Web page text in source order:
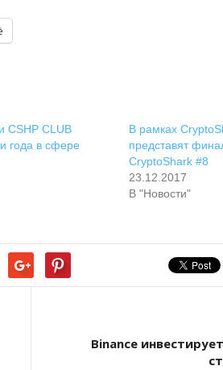
CSHP CLUB
года в сфере
В рамках
представят
CryptoShark #8
23.12.2017
В "Новости"
Binance